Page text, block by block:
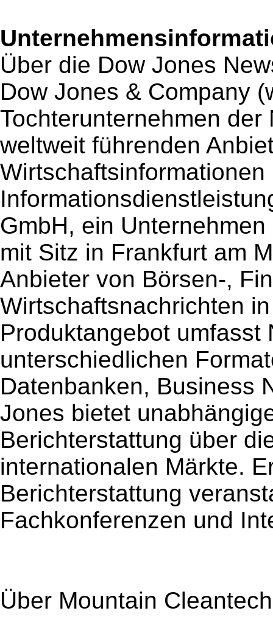
Über die Dow Jones
Dow Jones & Company
Tochterunternehmen
weltweit führenden
Wirtschaftsinformationen
GmbH, ein
mit Sitz in Frankfurt am
Anbieter von Börsen-,
Wirtschaftsnachrichten
Produktangebot umfasst
unterschiedlichen
Datenbanken, Business
Jones bietet
Berichterstattung über
internationalen Märkte.
Berichterstattung
Fachkonferenzen und
Über Mountain